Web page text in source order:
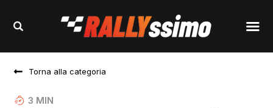
Torna alla categoria
3 MIN